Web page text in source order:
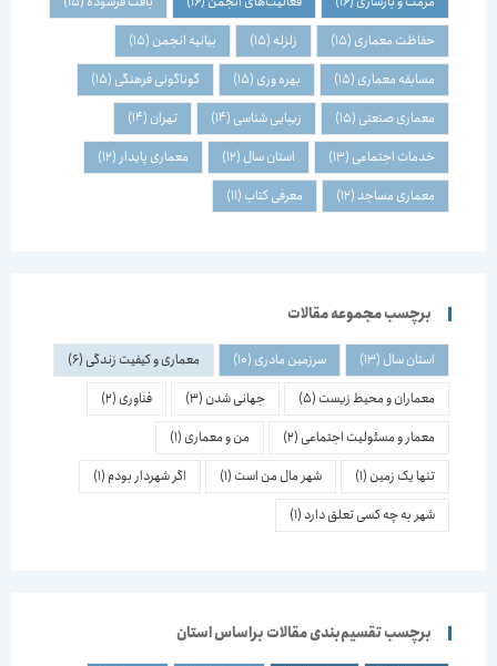
حفاظت معماری(15) زلزله(15) بیانیه انجمن(15)
مسابقه معماری(15) بهره وری(15) گوناگونی فرهنگی(15)
معماری صنعتی(15) زیبایی شناسی(14) تهران(14)
خدمات اجتماعی(13) استان سال(12) معماری پایدار(12)
معماری مساجد(12) معرفی کتاب(11)
برچسب مجموعه مقالات
استان سال(13) سرزمین مادری(10) معماری و کیفیت زندگی(6)
معماران و محیط زیست(5) جهانی شدن(3) فناوری(2)
معمار و مسئولیت اجتماعی(2) من و معماری(1)
تنها یک زمین(1) شهر مال من است(1) اگر شهردار بودم(1)
شهر به چه کسی تعلق دارد(1)
برچسب تقسیم‌بندی مقالات براساس استان